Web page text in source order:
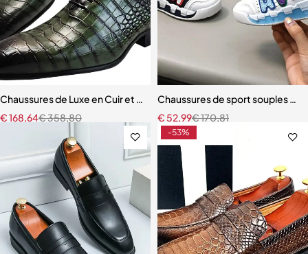
Chaussures de Luxe en Cuir et Dentelle pour Homme
€358,80
€168,64
Chaussures de sport souples et
€170,81
€ 52,99
-53%